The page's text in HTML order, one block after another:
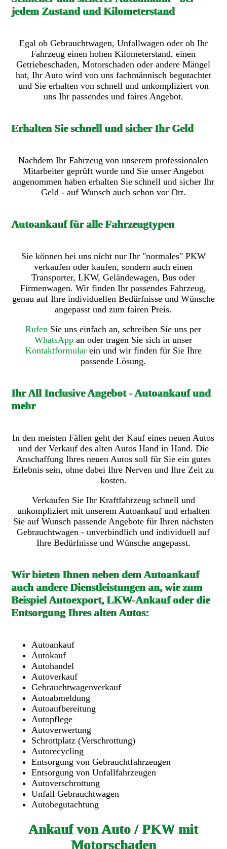
jedem Zustand und Kilometerstand
Egal ob Gebrauchtwagen, Unfallwagen oder ob Ihr
Fahrzeug einen hohen Kilometerstand, einen
Getriebeschaden, Motorschaden oder andere Mängel
hat, Ihr Auto wird von uns fachmännisch begutachtet
und Sie erhalten von schnell und unkompliziert von
uns Ihr passendes und faires Angebot.
Erhalten Sie schnell und sicher Ihr Geld
Nachdem Ihr Fahrzeug von unserem professionalen
Mitarbeiter geprüft wurde und Sie unser Angebot
angenommen haben erhalten Sie schnell und sicher Ihr
Geld - auf Wunsch auch schon vor Ort.
Autoankauf für alle Fahrzeugtypen
Sie können bei uns nicht nur Ihr "normales" PKW
verkaufen oder kaufen, sondern auch einen
Transporter, LKW, Geländewagen, Bus oder
Firmenwagen. Wir finden Ihr passendes Fahrzeug,
genau auf Ihre individuellen Bedürfnisse und Wünsche
angepasst und zum fairen Preis.
Rufen Sie uns einfach an, schreiben Sie uns per
WhatsApp an oder tragen Sie sich in unser
Kontaktformularein und wir finden für Sie Ihre
passende Lösung.
Ihr All Inclusive Angebot - Autoankauf und
mehr
In den meisten Fällen geht der Kauf eines neuen Autos
und der Verkauf des alten Autos Hand in Hand. Die
Anschaffung Ihres neuen Autos soll für Sie ein gutes
Erlebnis sein, ohne dabei Ihre Nerven und Ihre Zeit zu
kosten.
Verkaufen Sie Ihr Kraftfahrzeug schnell und
unkompliziert mit unserem Autoankauf und erhalten
Sie auf Wunsch passende Angebote für Ihren nächsten
Gebrauchtwagen - unverbindlich und individuell auf
Ihre Bedürfnisse und Wünsche angepasst.
Wir bieten Ihnen neben dem Autoankauf
auch andere Dienstleistungen an, wie zum
Beispiel Autoexport, LKW-Ankauf oder die
Entsorgung Ihres alten Autos:
Autoankauf
Autokauf
Autohandel
Autoverkauf
Gebrauchtwagenverkauf
Autoabmeldung
Autoaufbereitung
Autopflege
Autoverwertung
Schrottplatz (Verschrottung)
Autorecycling
Entsorgung von Gebrauchtfahrzeugen
Entsorgung von Unfallfahrzeugen
Autoverschrottung
Unfall Gebrauchtwagen
Autobegutachtung
Ankauf von Auto / PKW mit
Motorschaden